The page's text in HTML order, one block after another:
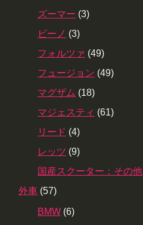
ズーマー (3)
ビーノ (3)
フォルツァ (49)
フュージョン (49)
マグザム (18)
マジェスティ (61)
リード (4)
レッツ (9)
国産スクーター：その他
外車 (57)
BMW (6)